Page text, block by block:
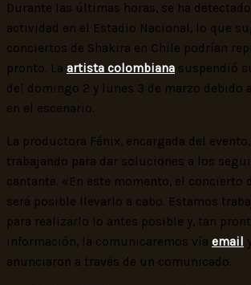
Durante las últimas horas, se ha
actividad en el Estadio Nacional, lo que
conciertos de Shakira en Chile podrían
pronto. La artista colombiana suspendió
del domingo 2 y lunes 3 de marzo debido
en el escenario.
La productora Fénix, encargada del
trabajando para dar soluciones a los
cantante. «En este momento, el concierto
será posible llevarlo a cabo. Estamos
para realizarlo lo antes posible y, tan
información, la comunicaremos vía email
anunciaron a través de un comunicado.